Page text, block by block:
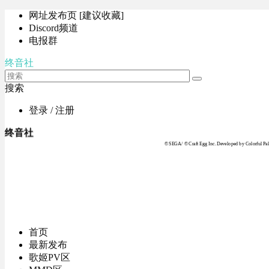
网址发布页 [建议收藏]
Discord频道
电报群
终音社
搜索
登录 / 注册
终音社
© SEGA / © Craft Egg Inc. Developed by Colorful
首页
最新发布
歌姬PV区